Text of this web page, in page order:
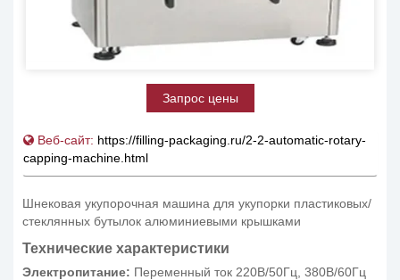
Запрос цены
Веб-сайт: https://filling-packaging.ru/2-2-automatic-rotary-
capping-machine.html
Шнековая укупорочная машина для укупорки пластиковых/
стеклянных бутылок алюминиевыми крышками
Технические характеристики
Электропитание: Переменный ток 220В/50Гц, 380В/60Гц